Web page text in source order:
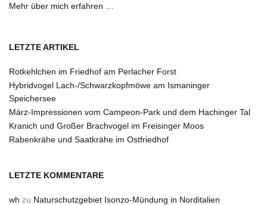
Mehr über mich erfahren …
LETZTE ARTIKEL
Rotkehlchen im Friedhof am Perlacher Forst
Hybridvogel Lach-/Schwarzkopfmöwe am Ismaninger
Speichersee
März-Impressionen vom Campeon-Park und dem Hachinger Tal
Kranich und Großer Brachvogel im Freisinger Moos
Rabenkrähe und Saatkrähe im Ostfriedhof
LETZTE KOMMENTARE
wh zu Naturschutzgebiet Isonzo-Mündung in Norditalien